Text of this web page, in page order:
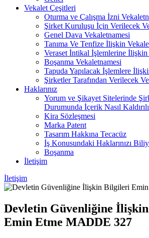
Vekalet Çeşitleri
Oturma ve Çalışma İzni
Şirket Kuruluşu İçin Verilecek
Genel Dava Vekaletnamesi
Tanıma Ve Tenfize İlişkin
Veraset İntikal İşlemlerine İlişkin
Boşanma Vekaletnamesi
Tapuda Yapılacak İşlemlere
Şirketler Tarafından Verilecek
Haklarınız
Yorum ve Şikayet Sitelerinde
Durumunda İçerik Nasıl
Kira Sözleşmesi
Marka Patent
Tasarım Hakkına Tecacüz
İş Konusundaki Haklarınızı
Boşanma
İletişim
İletişim
Devletin Güvenliğine
Emin Etme MADDE 327